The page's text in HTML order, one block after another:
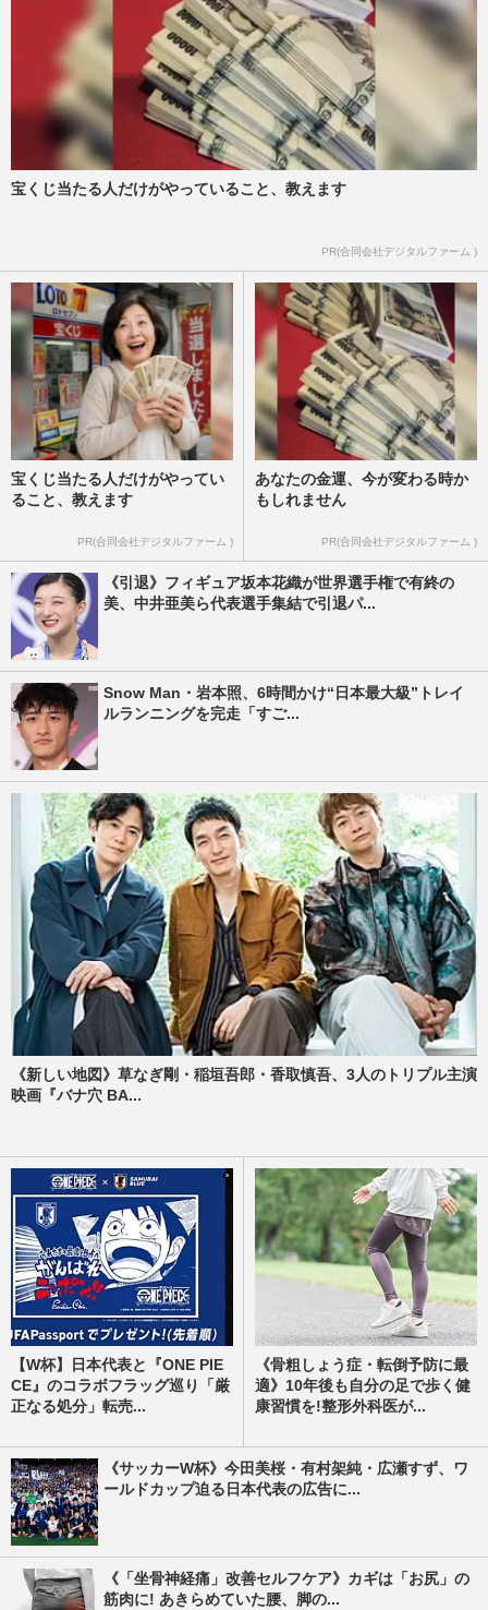
宝くじ当たる人だけがやっていること、教えます
PR(合同会社デジタルファーム )
宝くじ当たる人だけがやってい
ること、教えます
PR(合同会社デジタルファーム )
あなたの金運、今が変わる時か
もしれません
PR(合同会社デジタルファーム )
《引退》フィギュア坂本花織が世界選手権で有終の
美、中井亜美ら代表選手集結で引退パ...
Snow Man・岩本照、6時間かけ“日本最大級”トレイ
ルランニングを完走「すご...
《新しい地図》草なぎ剛・稲垣吾郎・香取慎吾、3人のトリプル主演
映画『バナ穴 BA...
【W杯】日本代表と『ONE PIE
CE』のコラボフラッグ巡り「厳
正なる処分」転売...
《骨粗しょう症・転倒予防に最
適》10年後も自分の足で歩く健
康習慣を!整形外科医が...
《サッカーW杯》今田美桜・有村架純・広瀬すず、ワ
ールドカップ迫る日本代表の広告に...
《「坐骨神経痛」改善セルフケア》カギは「お尻」の
筋肉に! あきらめていた腰、脚の...